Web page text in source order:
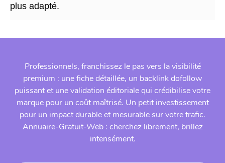
plus adapté.
Professionnels, franchissez le pas vers la visibilité
premium : une fiche détaillée, un backlink dofollow
puissant et une validation éditoriale qui crédibilise votre
marque pour un coût maîtrisé. Un petit investissement
pour un impact durable et mesurable sur votre trafic.
Annuaire-Gratuit-Web : cherchez librement, brillez
intensément.